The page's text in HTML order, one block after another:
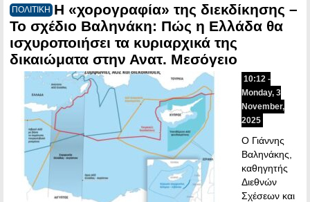
ΠΟΛΙΤΙΚΗ Η «χορογραφία» της διεκδίκησης –
Το σχέδιο Βαληνάκη: Πώς η Ελλάδα θα
ισχυροποιήσει τα κυριαρχικά της
δικαιώματα στην Ανατ. Μεσόγειο
10:12 -
Monday, 3
November,
2025
Ο Γιάννης
Βαληνάκης,
καθηγητής
Διεθνών
Σχέσεων και